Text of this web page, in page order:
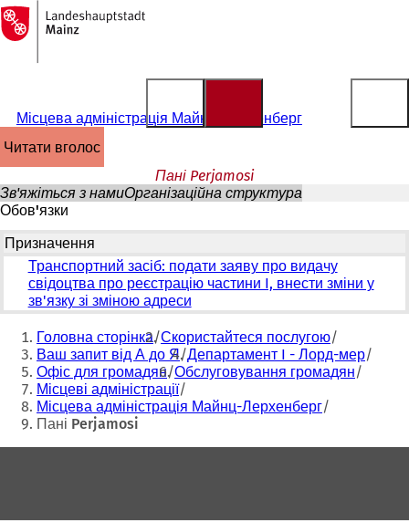
Перейти до змісту
На
головну
сторінку
Місцева адміністрація Майнц-Лерхенберг
читати вголос
Пані Perjamosi
Зв'яжіться з намиОрганізаційна структура
Обов'язки
Призначення
Транспортний засіб: подати заяву про видачу
свідоцтва про реєстрацію частини I, внести зміни у
зв'язку зі зміною адреси
Ти
тут:
Головна сторінка Скористайтеся послугою
Ваш запит від А до Я Департамент I - Лорд-мер
Офіс для громадян Обслуговування громадян
Місцеві адміністрації
Місцева адміністрація Майнц-Лерхенберг
Пані Perjamosi